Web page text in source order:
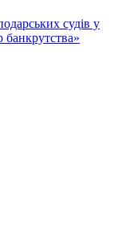
судів у
банкрутства»